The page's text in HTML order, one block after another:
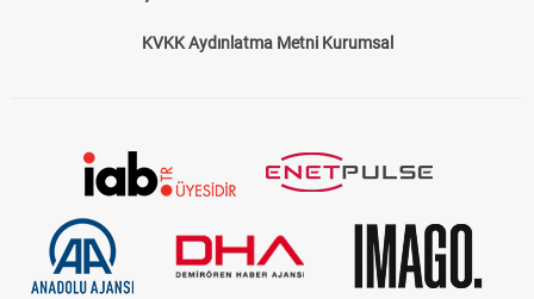
KVKK Aydınlatma Metni Kurumsal